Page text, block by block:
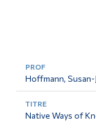
Hoffmann, Susan-
Native Ways of